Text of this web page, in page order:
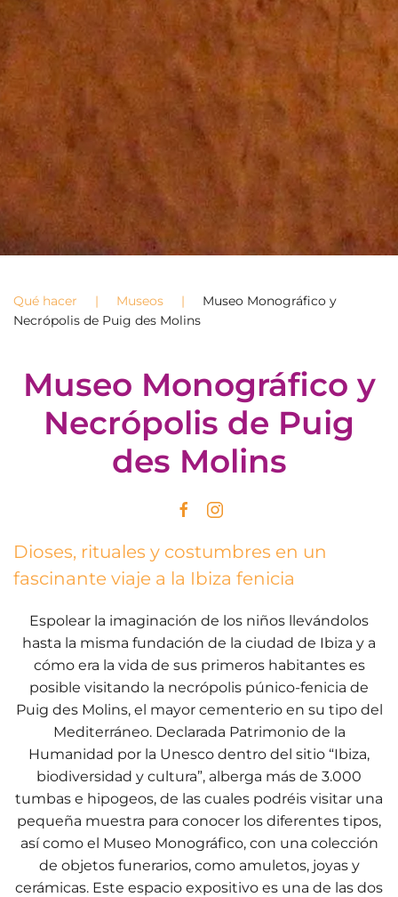
Qué hacer Museos
Museo Monográfico y
Necrópolis de Puig des Molins
Museo Monográfico y
Necrópolis de Puig
des Molins
Dioses, rituales y costumbres en un
fascinante viaje a la Ibiza fenicia
Espolear la imaginación de los niños llevándolos
hasta la misma fundación de la ciudad de Ibiza y a
cómo era la vida de sus primeros habitantes es
posible visitando la necrópolis púnico-fenicia de
Puig des Molins, el mayor cementerio en su tipo del
Mediterráneo. Declarada Patrimonio de la
Humanidad por la Unesco dentro del sitio “Ibiza,
biodiversidad y cultura”, alberga más de 3.000
tumbas e hipogeos, de las cuales podréis visitar una
pequeña muestra para conocer los diferentes tipos,
así como el Museo Monográfico, con una colección
de objetos funerarios, como amuletos, joyas y
cerámicas. Este espacio expositivo es una de las dos